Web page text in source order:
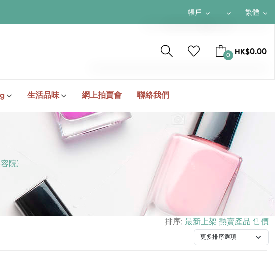
帳戶
¥ RMB
繁體
簡体0 HK$0.00
TOTAL
生活品味 網上拍賣會 聯絡我們
院)
排序: 最新上架 熱賣產品 售價